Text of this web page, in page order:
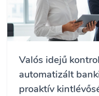
Valós idejű
automatizált
proaktív